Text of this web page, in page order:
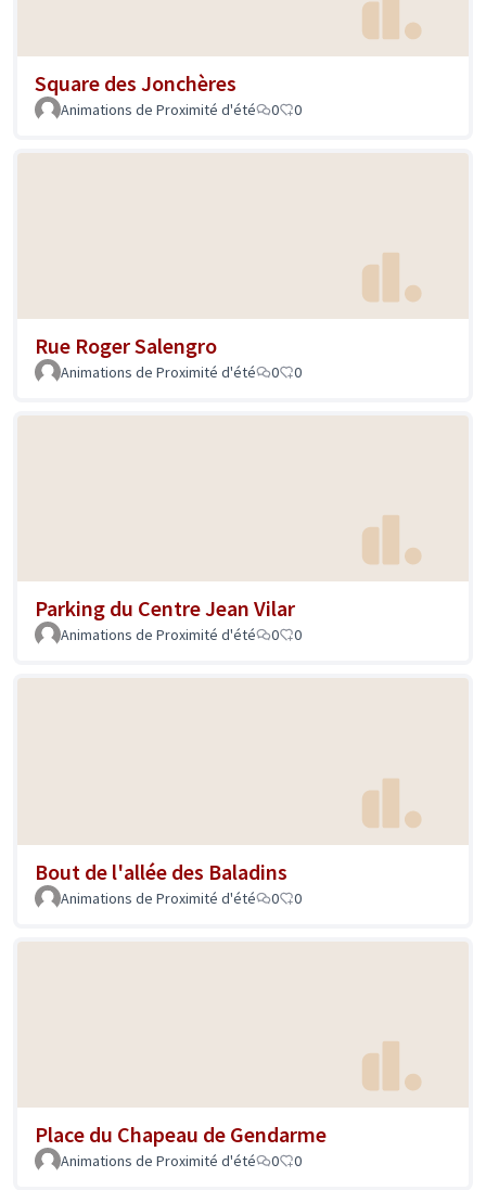
Square des Jonchères
Animations de Proximité d'été 0 0
Rue Roger Salengro
Animations de Proximité d'été 0 0
Parking du Centre Jean Vilar
Animations de Proximité d'été 0 0
Bout de l'allée des Baladins
Animations de Proximité d'été 0 0
Place du Chapeau de Gendarme
Animations de Proximité d'été 0 0